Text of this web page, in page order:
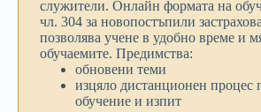
служители. Онлайн формата на
чл. 304 за новопостъпили
позволява учене в удобно време и
обучаемите. Предимства:
обновени теми
изцяло дистанционен процес
обучение и изпит